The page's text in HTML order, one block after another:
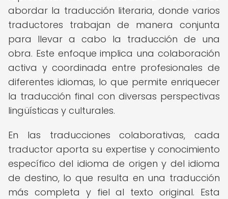
abordar la traducción literaria, donde varios
traductores trabajan de manera conjunta
para llevar a cabo la traducción de una
obra. Este enfoque implica una colaboración
activa y coordinada entre profesionales de
diferentes idiomas, lo que permite enriquecer
la traducción final con diversas perspectivas
lingüísticas y culturales.
En las traducciones colaborativas, cada
traductor aporta su expertise y conocimiento
específico del idioma de origen y del idioma
de destino, lo que resulta en una traducción
más completa y fiel al texto original. Esta